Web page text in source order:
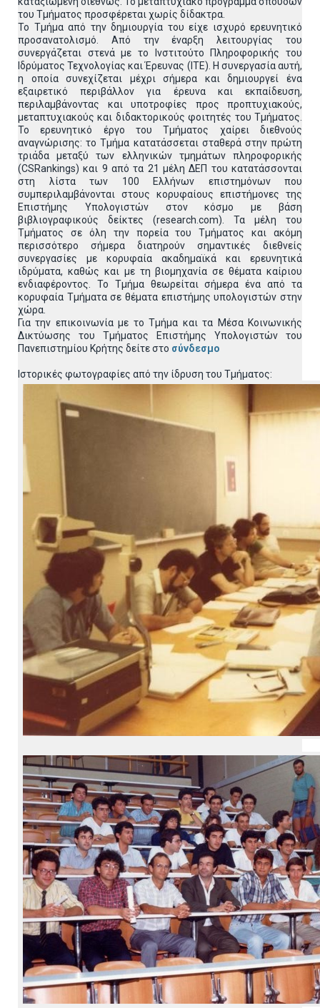
του Τμήματος προσφέρεται χωρίς δίδακτρα.
Το Τμήμα από την δημιουργία του είχε ισχυρό ερευνητικό
προσανατολισμό. Από την έναρξη λειτουργίας του
συνεργάζεται στενά με το Ινστιτούτο Πληροφορικής του
Ιδρύματος Τεχνολογίας και Έρευνας (ΙΤΕ). Η συνεργασία αυτή,
η οποία συνεχίζεται μέχρι σήμερα και δημιουργεί ένα
εξαιρετικό περιβάλλον για έρευνα και εκπαίδευση,
περιλαμβάνοντας και υποτροφίες προς προπτυχιακούς,
μεταπτυχιακούς και διδακτορικούς φοιτητές του Τμήματος.
Το ερευνητικό έργο του Τμήματος χαίρει διεθνούς
αναγνώρισης: το Τμήμα κατατάσσεται σταθερά στην πρώτη
τριάδα μεταξύ των ελληνικών τμημάτων πληροφορικής
(CSRankings) και 9 από τα 21 μέλη ΔΕΠ του κατατάσσονται
στη λίστα των 100 Ελλήνων επιστημόνων που
συμπεριλαμβάνονται στους κορυφαίους επιστήμονες της
Επιστήμης Υπολογιστών στον κόσμο με βάση
βιβλιογραφικούς δείκτες (research.com). Τα μέλη του
Τμήματος σε όλη την πορεία του Τμήματος και ακόμη
περισσότερο σήμερα διατηρούν σημαντικές διεθνείς
συνεργασίες με κορυφαία ακαδημαϊκά και ερευνητικά
ιδρύματα, καθώς και με τη βιομηχανία σε θέματα καίριου
ενδιαφέροντος. Το Τμήμα θεωρείται σήμερα ένα από τα
κορυφαία Τμήματα σε θέματα επιστήμης υπολογιστών στην
χώρα.
Για την επικοινωνία με το Τμήμα και τα Μέσα Κοινωνικής
Δικτύωσης του Τμήματος Επιστήμης Υπολογιστών του
Πανεπιστημίου Κρήτης δείτε στο σύνδεσμο
Ιστορικές φωτογραφίες από την ίδρυση του Τμήματος: